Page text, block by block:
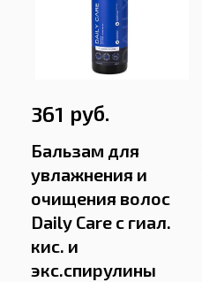
361 руб.
Бальзам для
увлажнения и
очищения волос
Daily Care с гиал.
кис. и
экс.спирулины